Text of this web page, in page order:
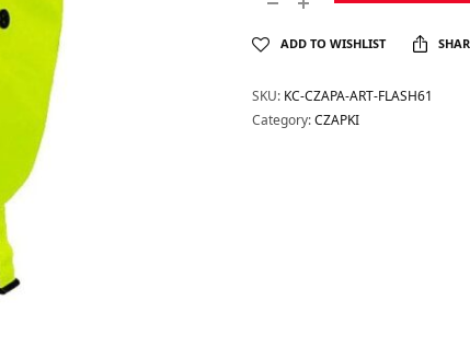
ADD TO WISHLIST
SKU: KC-CZAPA-ART-FLASH61
Category:CZAPKI